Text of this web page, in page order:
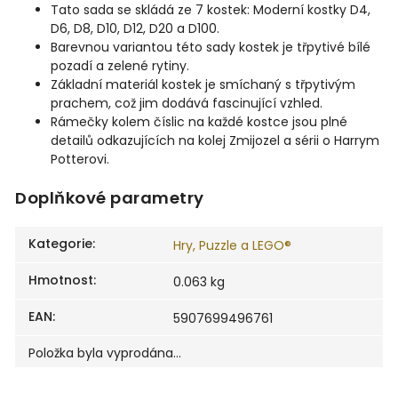
Tato sada se skládá ze 7 kostek: Moderní kostky D4,
D6, D8, D10, D12, D20 a D100.
Barevnou variantou této sady kostek je třpytivé bílé
pozadí a zelené rytiny.
Základní materiál kostek je smíchaný s třpytivým
prachem, což jim dodává fascinující vzhled.
Rámečky kolem číslic na každé kostce jsou plné
detailů odkazujících na kolej Zmijozel a sérii o Harrym
Potterovi.
Doplňkové parametry
Kategorie:
Hry, Puzzle a LEGO®
Hmotnost:
0.063 kg
EAN:
5907699496761
Položka byla vyprodána…